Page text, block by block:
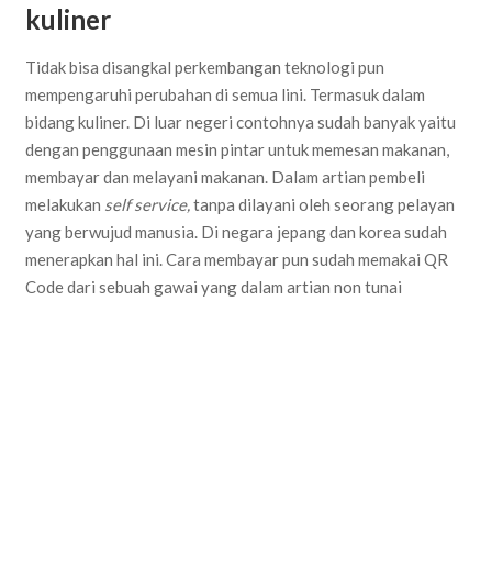
kuliner
Tidak bisa disangkal perkembangan teknologi pun
mempengaruhi perubahan di semua lini. Termasuk dalam
bidang kuliner. Di luar negeri contohnya sudah banyak yaitu
dengan penggunaan mesin pintar untuk memesan makanan,
membayar dan melayani makanan. Dalam artian pembeli
melakukan self service, tanpa dilayani oleh seorang pelayan
yang berwujud manusia. Di negara jepang dan korea sudah
menerapkan hal ini. Cara membayar pun sudah memakai QR
Code dari sebuah gawai yang dalam artian non tunai